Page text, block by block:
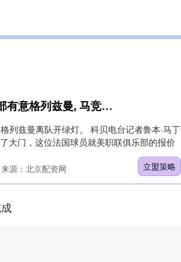
立盟策略 科贝电台: 美职联俱乐部有意格列兹曼, 马竞为球员离队开绿灯
列兹曼离队开绿灯。 科贝电台记者鲁本·马丁
大门，这位法国球员就美职联俱乐部的报价
立盟策略
来源：北京配资网